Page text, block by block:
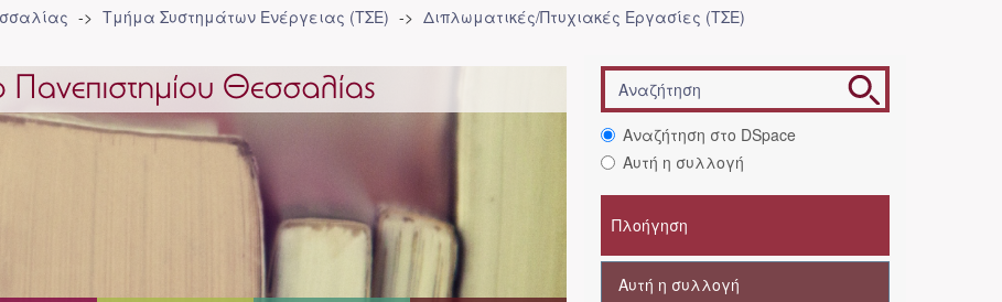
Τμήμα Συστημάτων Ενέργειας (ΤΣΕ)
Διπλωματικές/Πτυχιακές Εργασίες (ΤΣΕ)
Αναζήτηση στο DSpace
Αυτή η συλλογή
Πλοήγηση
Αυτή η συλλογή